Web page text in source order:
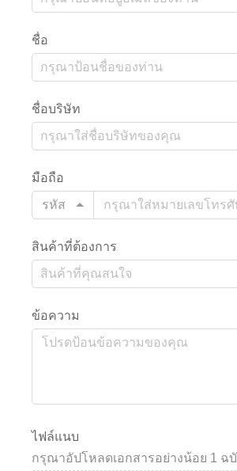
ชื่อ
ชื่อบริษัท
มือถือ
รหัส
สินค้าที่ต้องการ
ข้อความ
ไฟล์แนบ
กรุณาอัปโหลดเอกสารอย่างน้อย 1 ฉ